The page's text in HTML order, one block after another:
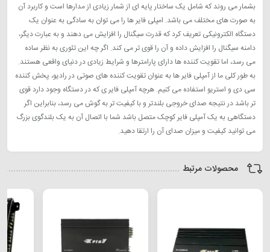
بشمار می روند که شامل یک ساختار پایه ای از شمار زیادی از مدارها است و کاربرد آن
به صورت های مختلف می باشد. امپلی فایر ها را می توان به سادگی به عنوان یک
دستگاه الکترونیکی تعریف کرد که قدرت سیگنال را افزایش می دهند و به عبارت دیگر،
دامنه سیگنال را افزایش داده و آن را قوی تر می کند. اگر چه این تئوری به نظر ساده
می رسد، اما تقویت کننده ها دارای پارامترها و شرایط زیادی در دنیای واقعی هستند.
به طور کلی ما از آمپلی فایر ها به عنوان تقویت کننده های صوتی در رادیو، پخش کننده
سی دی و استریو استفاده می کنیم. هرچه آمپلی فایر ی که در دستگاه وجود دارد قوی
تر باشد در نتیجه صدای خروجی بلندتر و با کیفیت تر به گوش می رسد، بنابراین اگر
دستگاهی به یک آمپلی فایر کوچک متصل باشد شما با اتصال آن به یک بلندگوی بزرگ
می توانید کیفیت و میزان صدای آن را ارتقا دهید.
محصولات مرتبط